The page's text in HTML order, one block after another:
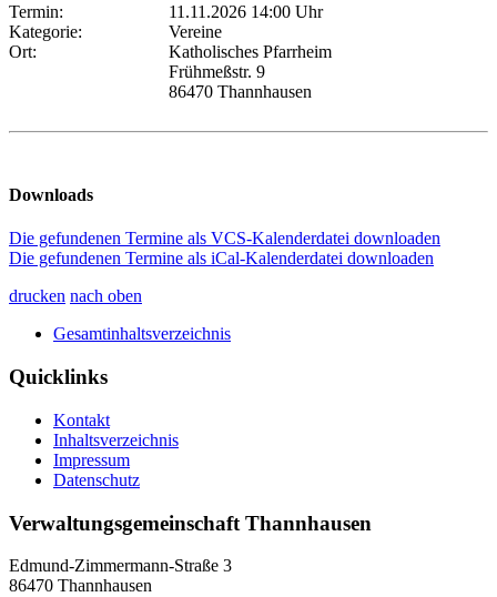
Termin:
11.11.2026 14:00 Uhr
Kategorie:
Vereine
Ort:
Katholisches Pfarrheim
Frühmeßstr. 9
86470 Thannhausen
Downloads
Die gefundenen Termine als VCS-Kalenderdatei downloaden
Die gefundenen Termine als iCal-Kalenderdatei downloaden
drucken nach oben
Gesamtinhaltsverzeichnis
Quicklinks
Kontakt
Inhaltsverzeichnis
Impressum
Datenschutz
Verwaltungsgemeinschaft Thannhausen
Edmund-Zimmermann-Straße 3
86470 Thannhausen